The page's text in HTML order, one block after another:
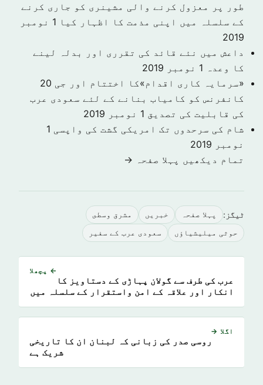
طور پر معزول کرنے والی مشینری کو جاری کرنے
کے سلسلہ میں اپنی مذمت کا اظہار کیا
1 نومبر
2019
داعش میں نئے قائد کی تقرری اور بدلہ لینے
کا وعدہ 1 نومبر 2019
«سرمایہ کاری اقدام»کا اختتام اور جی 20
کانفرنس کو کامیاب بنانے کے لئے سعودی عرب
کی قابلیت کی تصدیق 1 نومبر 2019
شام کی سرحدوں تک امریکی گشت کی واپسی 1
نومبر 2019
تمام دیکھیں پہلا صفحہ →
ٹیگز: پہلا صفحہ خبريں مشرق وسطى
حوثی میلیشیاؤں سعودی عرب کے سفیر
← پچھلا
عرب کی طرف سے گولان پہاڑی کے دستاویز کا
انکار اور علاقہ کے امن واستقرار کے سلسلہ میں
اگلا →
روسی صدر کی زبانی کہ لبنان ان کا تاریخی
شریک ہے